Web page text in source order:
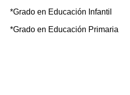
*Grado en Educación Infantil
*Grado en Educación Primaria